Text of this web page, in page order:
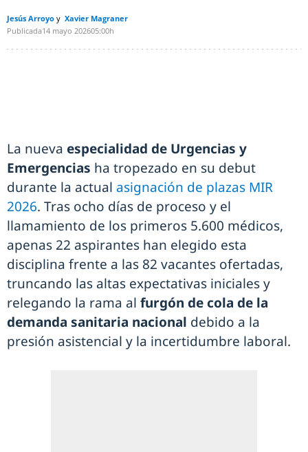
Jesús Arroyo
Xavier Magraner
Publicada14 mayo 202605:00h
La nueva especialidad de Urgencias y
Emergencias ha tropezado en su debut
durante la actual asignación de plazas MIR
2026. Tras ocho días de proceso y el
llamamiento de los primeros 5.600 médicos,
apenas 22 aspirantes han elegido esta
disciplina frente a las 82 vacantes ofertadas,
truncando las altas expectativas iniciales y
relegando la rama al furgón de cola de la
demanda sanitaria nacional debido a la
presión asistencial y la incertidumbre laboral.